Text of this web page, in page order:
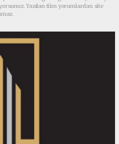
Yazılan tüm yorumlardan site